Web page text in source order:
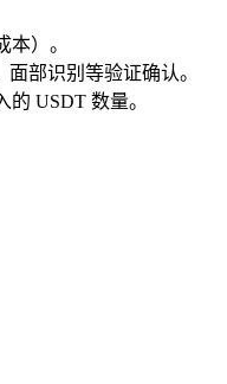
）。
面部识别等验证确认。
USDT 数量。